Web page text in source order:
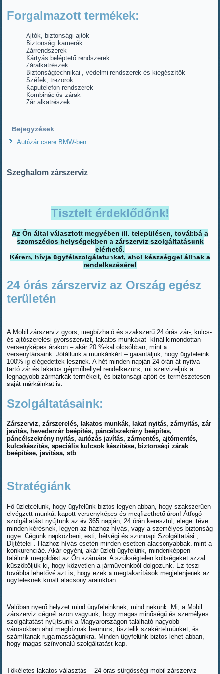
Forgalmazott termékek:
Ajtók, biztonsági ajtók
Biztonsági kamerák
Zárrendszerek
Kártyás beléptető rendszerek
Záralkatrészek
Biztonságtechnikai , védelmi rendszerek és kiegészítők
Széfek, trezorok
Kaputelefon rendszerek
Kombinációs zárak
Zár alkatrészek
Bejegyzések
Autózár csere BMW-ben
Szeghalom zárszerviz
Tisztelt érdeklődőnk!
Az Ön által választott megyében ill. településen, továbbá a
szomszédos helységekben a zárszerviz szolgáltatásunk
elérhető.
Kérem, hívja ügyfélszolgálatunkat, ahol készséggel állnak a
rendelkezésére!
24 órás zárszerviz az Ország egész
területén
A Mobil zárszerviz gyors, megbízható és szakszerű 24 órás zár-, kulcs-
és ajtószerelési gyorsszervizt, lakatos munkákat kínál kimondottan
versenyképes árakon – akár 20 %-kal olcsóbban, mint a
versenytársaink. Jótállunk a munkánkért – garantáljuk, hogy ügyfeleink
100%-ig elégedettek lesznek. A hét minden napján 24 órán át nyitva
tartó zár és lakatos gépműhellyel rendelkezünk, mi szervizeljük a
legnagyobb zármárkák termékeit, és biztonsági ajtóit és természetesen
saját márkáinkat is.
Szolgáltatásaink:
Zárszerviz, zárszerelés, lakatos munkák, lakat nyitás, zárnyitás, zár
javítás, hevederzár beépítés, páncélszekrény beépítés,
páncélszekrény nyitás, autózás javítás, zármentés, ajtómentés,
kulcskészítés, speciális kulcsok készítése, biztonsági zárak
beépítése, javítása, stb
Stratégiánk
Fő üzletcélunk, hogy ügyfelünk biztos legyen abban, hogy szakszerűen
elvégzett munkát kapott versenyképes és megfizethető áron! Átfogó
szolgáltatást nyújtunk az év 365 napján, 24 órán keresztül, eleget téve
minden kérésnek, legyen az házhoz hívás, vagy a személyes biztonság
ügye. Cégünk napközbeni, esti, hétvégi és szünnapi Szolgáltatási ,
Díjtételei , Házhoz hívás esetén minden esetben alacsonyabbak, mint a
konkurenciáé. Akár egyéni, akár üzleti ügyfelünk, mindenképpen
találunk megoldást az Ön számára. A szükségtelen költségeket azzal
küszöböljük ki, hogy közvetlen a járműveinkből dolgozunk. Ez teszi
továbbá lehetővé azt is, hogy ezek a megtakarítások megjelenjenek az
ügyfeleknek kínált alacsony árainkban.
Valóban nyerő helyzet mind ügyfeleinknek, mind nekünk. Mi, a Mobil
zárszerviz cégnél azon vagyunk, hogy magas minőségű és személyes
szolgáltatást nyújtsunk a Magyarországon található nagyobb
városokban ahol megbíznak bennünk, tisztelik szakértelmünket, és
számítanak rugalmasságunkra. Minden ügyfelünk biztos lehet abban,
hogy magas színvonalú szolgáltatást kap.
Tökéletes lakatos választás – 24 órás sürgősségi mobil zárszerviz